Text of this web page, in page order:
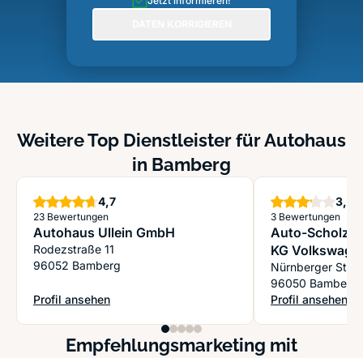
Weitere Top Dienstleister für Autohaus
in Bamberg
4,7Sterne
23 Bewertungen
Autohaus Ullein GmbH
Rodezstraße 11
96052 Bamberg
Profil ansehen
: Autohaus Ullein GmbH
3,2
3 Bewertungen
Auto-Scholz
KG
Bamberg
Nürnberger Str.
96050 Bamberg
Profil ansehen
: Auto-Scholz
Empfehlungsmarketing mit